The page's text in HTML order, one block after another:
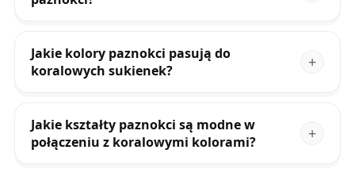
Jakie kolory paznokci pasują do
koralowych sukienek?
Jakie kształty paznokci są modne w
połączeniu z koralowymi kolorami?